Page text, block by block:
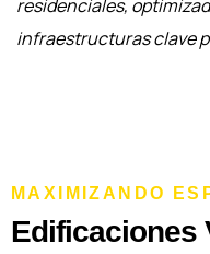
residenciales,
infraestructuras clave
MAXIMIZANDO
Edificaciones